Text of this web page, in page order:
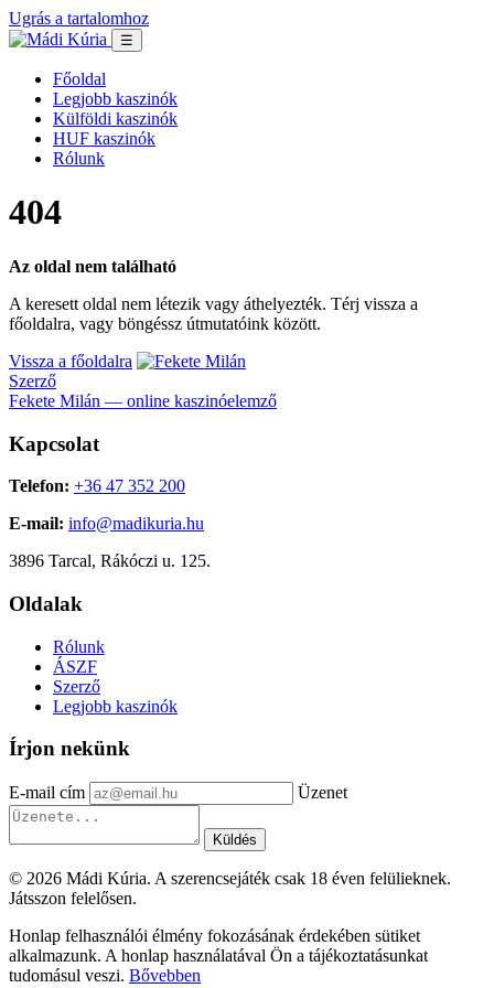
Ugrás a tartalomhoz
☰
Főoldal
Legjobb kaszinók
Külföldi kaszinók
HUF kaszinók
Rólunk
404
Az oldal nem található
A keresett oldal nem létezik vagy áthelyezték. Térj vissza a
főoldalra, vagy böngéssz útmutatóink között.
Vissza a főoldalra
Szerző
Fekete Milán — online kaszinóelemző
Kapcsolat
Telefon: +36 47 352 200
E-mail: info@madikuria.hu
3896 Tarcal, Rákóczi u. 125.
Oldalak
Rólunk
ÁSZF
Szerző
Legjobb kaszinók
Írjon nekünk
E-mail cím Üzenet
Küldés
© 2026 Mádi Kúria. A szerencsejáték csak 18 éven felülieknek.
Játsszon felelősen.
Honlap felhasználói élmény fokozásának érdekében sütiket
alkalmazunk. A honlap használatával Ön a tájékoztatásunkat
tudomásul veszi. Bővebben